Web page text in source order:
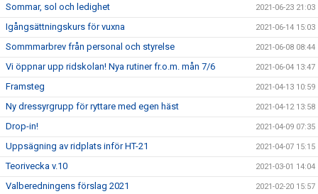
Sommar, sol och ledighet 2021-06-23 21:03
Igångsättningskurs för vuxna 2021-06-14 15:03
Sommmarbrev från personal och styrelse 2021-06-08 08:44
Vi öppnar upp ridskolan! Nya rutiner fr.o.m. mån 7/6 2021-06-04 13:47
Framsteg 2021-04-13 10:59
Ny dressyrgrupp för ryttare med egen häst 2021-04-12 13:58
Drop-in! 2021-04-09 07:35
Uppsägning av ridplats inför HT-21 2021-04-07 15:15
Teorivecka v.10 2021-03-01 14:04
Valberedningens förslag 2021 2021-02-20 15:57